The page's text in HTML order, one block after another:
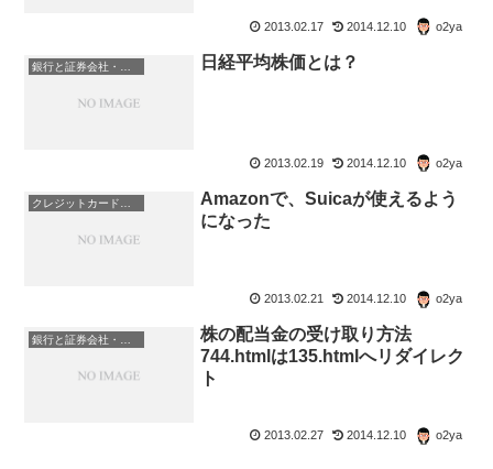
2013.02.17 2014.12.10 o2ya
銀行と証券会社・金融商品 日経平均株価とは？
2013.02.19 2014.12.10 o2ya
Amazonで、Suicaが使えるよう
になった
2013.02.21 2014.12.10 o2ya
株の配当金の受け取り方法
744.htmlは135.htmlへリダイレク
ト
2013.02.27 2014.12.10 o2ya